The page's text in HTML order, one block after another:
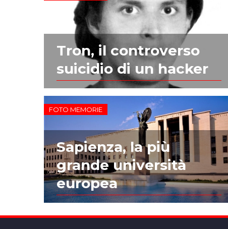
Tron, il controverso
suicidio di un hacker
FOTO MEMORIE
Sapienza, la più
grande università
europea